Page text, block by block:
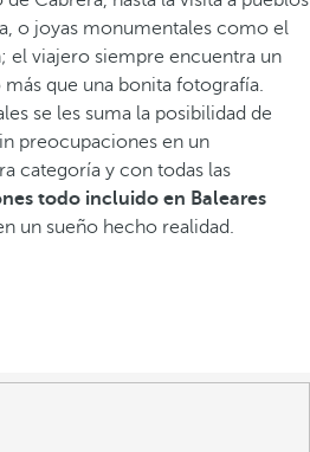
o joyas monumentales como el
el viajero siempre encuentra un
que una bonita fotografía.
se les suma la posibilidad de
preocupaciones en un
categoría y con todas las
todo incluido en Baleares
un sueño hecho realidad.